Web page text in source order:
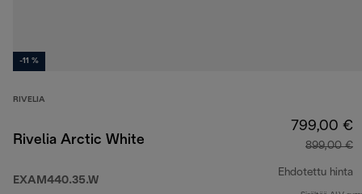
-11 %
RIVELIA
Rivelia Arctic White
EXAM440.35.W
799,00 €
899,00 €
Ehdotettu hinta